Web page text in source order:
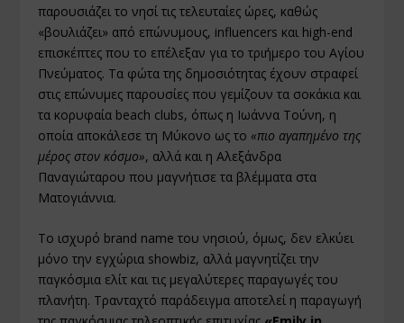
παρουσιάζει το νησί τις τελευταίες ώρες, καθώς
«βουλιάζει» από επώνυμους, influencers και high-end
επισκέπτες που το επέλεξαν για το τριήμερο του Αγίου
Πνεύματος. Τα φώτα της δημοσιότητας έχουν στραφεί
στις επώνυμες παρουσίες που γεμίζουν τα σοκάκια και
τα κορυφαία beach clubs, όπως η Ιωάννα Τούνη, η
οποία αποκάλεσε τη Μύκονο ως το «πιο αγαπημένο της
μέρος στον κόσμο», αλλά και η Αλεξάνδρα
Παναγιώταρου που μαγνήτισε τα βλέμματα στα
Ματογιάννια.
Το ισχυρό brand name του νησιού, όμως, δεν ελκύει
μόνο την εγχώρια showbiz, αλλά μαγνητίζει την
παγκόσμια ελίτ και τις μεγαλύτερες παραγωγές του
πλανήτη. Τρανταχτό παράδειγμα αποτελεί η παραγωγή